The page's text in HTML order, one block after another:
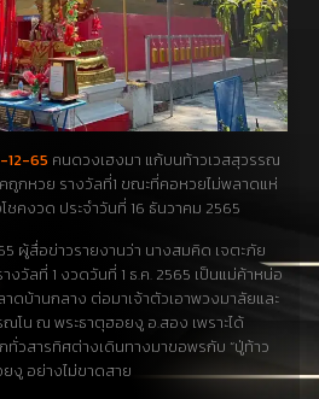
12-65 คนดวงเฮงมา แก้บนท้าวเวสสุวรรณ
ถูกหวย รางวัลที่1 ขณะที่คอหวยไม่พลาดแห่
คงวด ประจำวันที่ 16 ธันวาคม 2565
ผู้สื่อข่าวรายงานว่า นางสมคิด เจตะภัย
วัลที่ 1 งวดวันที่ 1 ธ.ค. 2565 เป็นแม่ค้าหน่อ
ดบ้านกลาง ต่อมาเจ้าตัวเอาพวงมาลัยและ
โน ณ พระธาตุฮอยงู อ.สอง เพราะได้
ทั่วสารทิศต่างเดินทางมาขอพรกับ “ปู่ท้าว
งู อย่างไม่ขาดสาย